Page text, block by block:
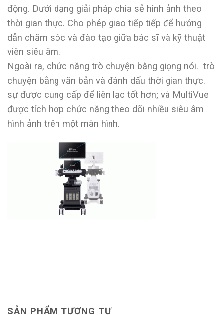
động. Dưới dạng giải pháp chia sẻ hình ảnh theo
thời gian thực. Cho phép giao tiếp tiếp để hướng
dẫn chăm sóc và đào tạo giữa bác sĩ và kỹ thuật
viên siêu âm.
Ngoài ra, chức năng trò chuyện bằng giọng nói. trò
chuyện bằng văn bản và đánh dấu thời gian thực.
sự được cung cấp để liên lạc tốt hơn; và MultiVue
được tích hợp chức năng theo dõi nhiều siêu âm
hình ảnh trên một màn hình.
SẢN PHẨM TƯƠNG TỰ